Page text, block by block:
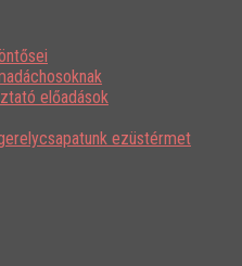
előadások
ezüstérmet